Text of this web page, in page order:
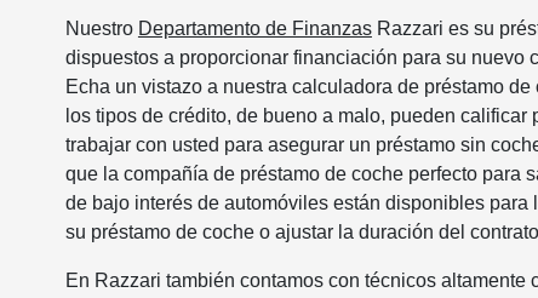
Nuestro Departamento de FinanzasRazzari es su
dispuestos a proporcionar financiación para su nuevo
Echa un vistazo a nuestra calculadora de préstamo
los tipos de crédito, de bueno a malo, pueden
trabajar con usted para asegurar un préstamo sin
que la compañía de préstamo de coche perfecto para
de bajo interés de automóviles están disponibles
su préstamo de coche o ajustar la duración del
En Razzari también contamos con técnicos